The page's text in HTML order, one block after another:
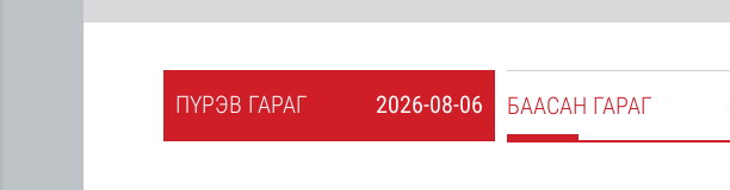
2026-08-06
ПҮРЭВ ГАРАГ БААСАН ГАРАГ